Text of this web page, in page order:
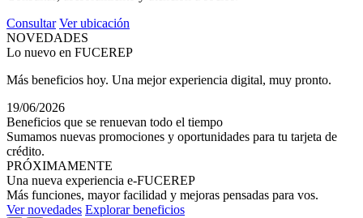
Consultar Ver ubicación
NOVEDADES
Lo nuevo en FUCEREP
Más beneficios hoy. Una mejor experiencia digital, muy pronto.
19/06/2026
Beneficios que se renuevan todo el tiempo
Sumamos nuevas promociones y oportunidades para tu tarjeta de
crédito.
PRÓXIMAMENTE
Una nueva experiencia e-FUCEREP
Más funciones, mayor facilidad y mejoras pensadas para vos.
Ver novedades Explorar beneficios